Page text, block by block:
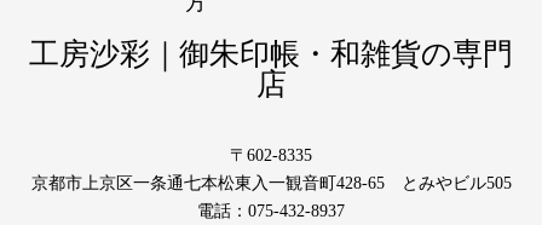
工房沙彩｜御朱印帳・和雑貨の専門
店
〒602-8335
京都市上京区一条通七本松東入一観音町428-65 とみやビル505
電話：075-432-8937